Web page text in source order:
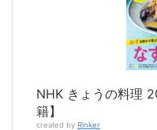
NHK きょうの料理
籍】
created by Rinker